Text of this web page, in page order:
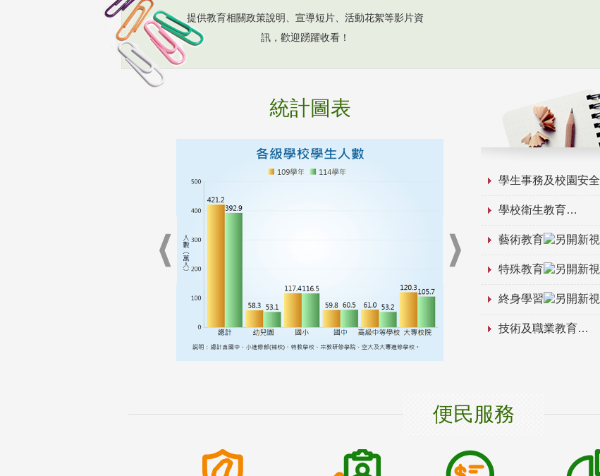
提供教育相關政策說明、宣導短片、活動花絮等影片資
訊，歡迎踴躍收看！
統計圖表
學生事務及校園安全
學校衛生教育
藝術教育
特殊教育
終身學習
技術及職業教育
便民服務